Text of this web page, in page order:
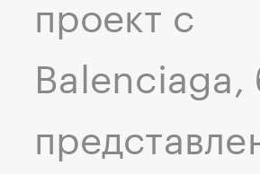
проект с
Balenciaga,